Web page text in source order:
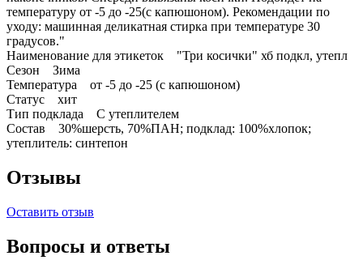
температуру от -5 до -25(с капюшоном). Рекомендации по
уходу: машинная деликатная стирка при температуре 30
градусов."
Наименование для этикеток "Три косички" хб подкл, утепл
Сезон Зима
Температура от -5 до -25 (с капюшоном)
Статус хит
Тип подклада С утеплителем
Состав 30%шерсть, 70%ПАН; подклад: 100%хлопок;
утеплитель: синтепон
Отзывы
Оставить отзыв
Вопросы и ответы